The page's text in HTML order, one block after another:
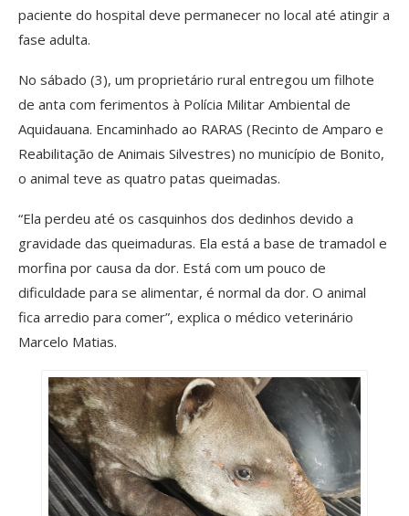
paciente do hospital deve permanecer no local até atingir a
fase adulta.
No sábado (3), um proprietário rural entregou um filhote
de anta com ferimentos à Polícia Militar Ambiental de
Aquidauana. Encaminhado ao RARAS (Recinto de Amparo e
Reabilitação de Animais Silvestres) no município de Bonito,
o animal teve as quatro patas queimadas.
“Ela perdeu até os casquinhos dos dedinhos devido a
gravidade das queimaduras. Ela está a base de tramadol e
morfina por causa da dor. Está com um pouco de
dificuldade para se alimentar, é normal da dor. O animal
fica arredio para comer”, explica o médico veterinário
Marcelo Matias.